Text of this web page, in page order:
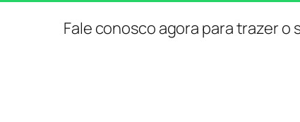
Fale conosco agora para trazer o